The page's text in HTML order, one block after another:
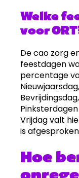
Welke
voor
De cao zorg
feestdagen
percentage
Vrijdag valt
is
Hoe